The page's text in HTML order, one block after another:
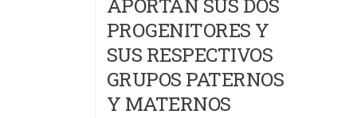
PROGENITORES Y
SUS RESPECTIVOS
GRUPOS PATERNOS
Y MATERNOS